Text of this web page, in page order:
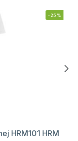
-25%
HRM101 HRM